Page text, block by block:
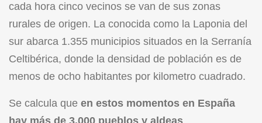
cada hora cinco vecinos se van de sus zonas
rurales de origen. La conocida como la Laponia del
sur abarca 1.355 municipios situados en la Serranía
Celtibérica, donde la densidad de población es de
menos de ocho habitantes por kilometro cuadrado.
Se calcula que en estos momentos en España